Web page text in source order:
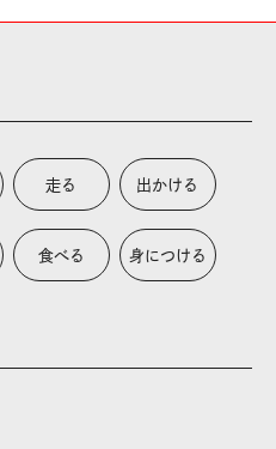
走る 出かける
食べる 身につける